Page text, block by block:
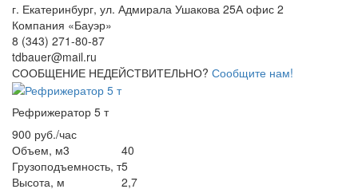
г. Екатеринбург, ул. Адмирала Ушакова 25А офис 2
Компания «Бауэр»
8 (343) 271-80-87
tdbauer@mail.ru
СООБЩЕНИЕ НЕДЕЙСТВИТЕЛЬНО? Сообщите нам!
Рефрижератор 5 т
900 руб./час
Объем, м3
40
Грузоподъемность, т5
Высота, м
2,7